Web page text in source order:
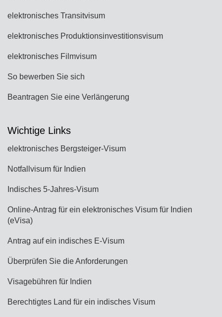
elektronisches Transitvisum
elektronisches Produktionsinvestitionsvisum
elektronisches Filmvisum
So bewerben Sie sich
Beantragen Sie eine Verlängerung
Wichtige Links
elektronisches Bergsteiger-Visum
Notfallvisum für Indien
Indisches 5-Jahres-Visum
Online-Antrag für ein elektronisches Visum für Indien
(eVisa)
Antrag auf ein indisches E-Visum
Überprüfen Sie die Anforderungen
Visagebühren für Indien
Berechtigtes Land für ein indisches Visum